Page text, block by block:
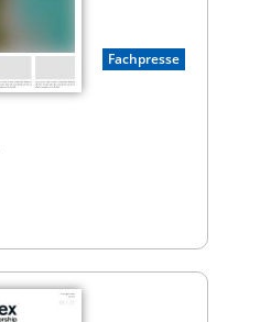
Fachpresse